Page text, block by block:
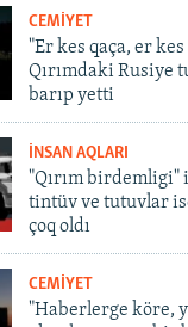
CEMİYET
"Er kes qaça, er
Qırımdaki Rusiye
barıp yetti
İNSAN AQLARI
"Qırım birdemligi"
tintüv ve tutuvlar
çoq oldı
CEMİYET
"Haberlerge köre,